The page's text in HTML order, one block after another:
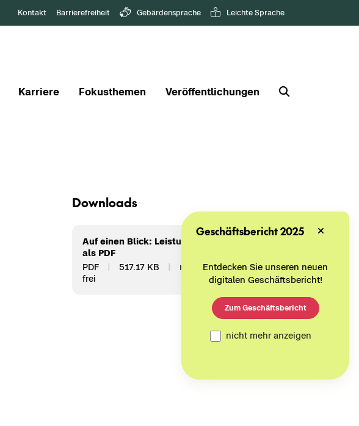
Kontakt Barrierefreiheit Gebärdensprache Leichte Sprache
Karriere Fokusthemen Veröffentlichungen
Down­loads
Auf einen Blick: Leis­tungs­port­fo­lio
als PDF
PDF
517.17 KB
nicht bar­rie­re­
frei
Geschäftsbericht 2025
Entdecken Sie unseren neuen
digitalen Geschäftsbericht!
Zum Geschäftsbericht
nicht mehr anzeigen